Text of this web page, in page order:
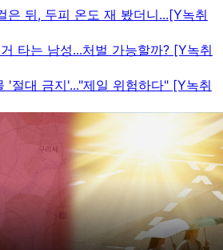
은 뒤, 두피 온도 재 봤더니...[Y녹취
타는 남성...처벌 가능할까? [Y녹취
'절대 금지'..."제일 위험하다" [Y녹취